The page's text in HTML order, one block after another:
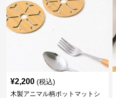
¥2,200 (税込)
木製アニマル柄ポットマットシ